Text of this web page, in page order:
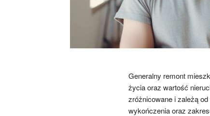
Generalny remont
życia oraz wartość
zróżnicowane i zależą
wykończenia oraz